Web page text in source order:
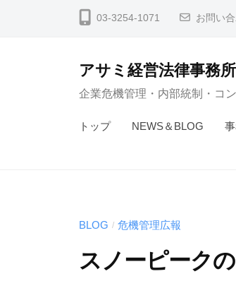
03-3254-1071 お問い
アサミ経営法律事務所
企業危機管理・内部統制・コ
トップ NEWS＆BLOG
BLOG / 危機管理広報
スノーピーク